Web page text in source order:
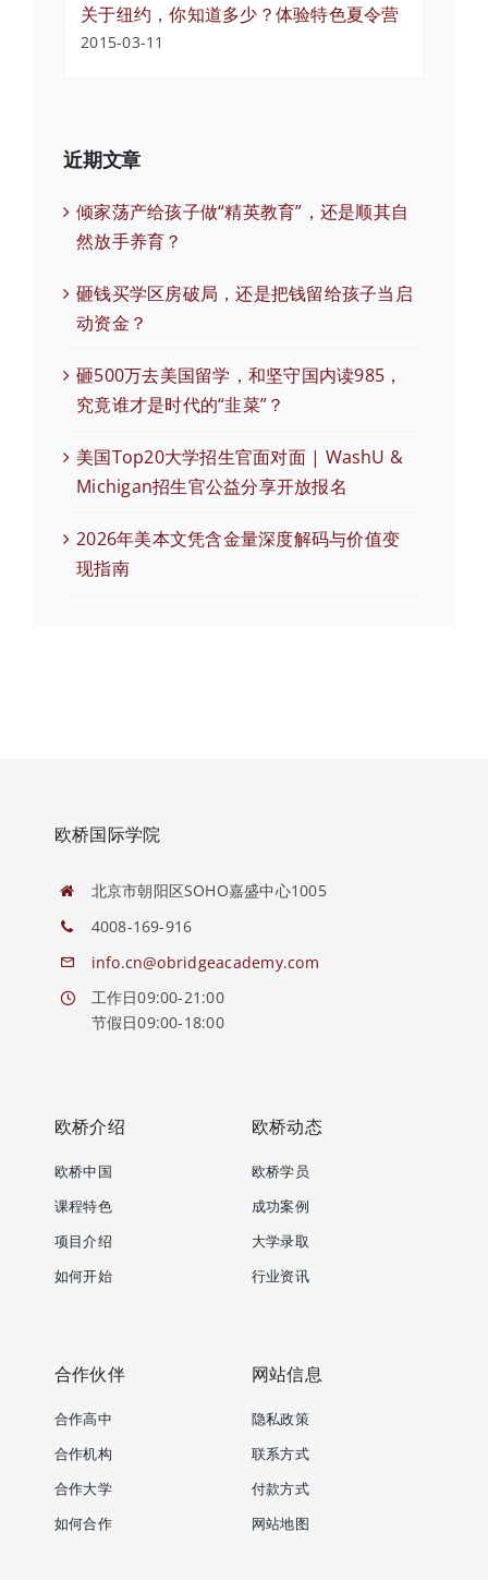
关于纽约，你知道多少？体验特色夏令营
2015-03-11
近期文章
倾家荡产给孩子做“精英教育”，还是顺其自
然放手养育？
砸钱买学区房破局，还是把钱留给孩子当启
动资金？
砸500万去美国留学，和坚守国内读985，
究竟谁才是时代的“韭菜”？
美国Top20大学招生官面对面 | WashU &
Michigan招生官公益分享开放报名
2026年美本文凭含金量深度解码与价值变
现指南
欧桥国际学院
北京市朝阳区SOHO嘉盛中心1005
4008-169-916
info.cn@obridgeacademy.com
工作日09:00-21:00
节假日09:00-18:00
欧桥介绍
欧桥中国
课程特色
项目介绍
如何开始
欧桥动态
欧桥学员
成功案例
大学录取
行业资讯
合作伙伴
合作高中
合作机构
合作大学
如何合作
网站信息
隐私政策
联系方式
付款方式
网站地图